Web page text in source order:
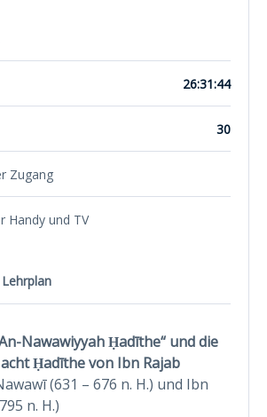
Lehrplan
Nawawiyyah Ḥadīthe“ und die
Ḥadīthe von Ibn Rajab
(631 – 676 n. H.) und Ibn
n. H.)
26:31:44
30
Zugang
Handy und TV